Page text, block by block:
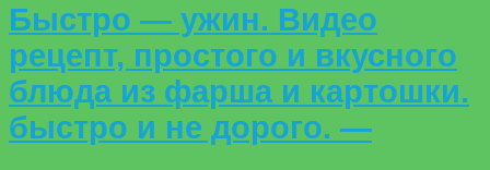
Быстро — ужин. Видео
рецепт, простого и вкусного
блюда из фарша и картошки.
быстро и не дорого. —